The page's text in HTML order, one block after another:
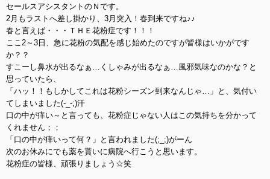
セールスアシスタントのＮです。
2月もラストへ差し掛かり、3月突入！春到来ですね♪♪
春と言えば・・・ＴＨＥ花粉症です！！！
ここ2～3日、急に花粉の気配を感じ始めたのですが皆様はいかがです
か？？
すこーし鼻水が出るなぁ…くしゃみが出るなぁ…風邪気味なのかな？と
思っていたら、
「ハッ！！もしかしてこれは花粉シーズン到来なんじゃ…」と、気付い
てしまいました(-_-;)汗
口の中が痒い～と言っても、花粉症じゃない人はこの気持ちを分かって
くれません；；
「口の中が痒いって何？」と言われました(;_;)がーん
次のお休みにでも薬を貰いに病院へ行こうと思います。
花粉症の皆様、頑張りましょう☆笑